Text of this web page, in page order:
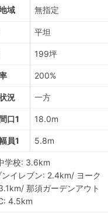
域 無指定
平坦
199坪
200%
況 一方
口1 18.0m
員1 5.8m
学校: 3.6km
イレブン: 2.4km/ ヨーク
那須ガーデンアウト
4.5km